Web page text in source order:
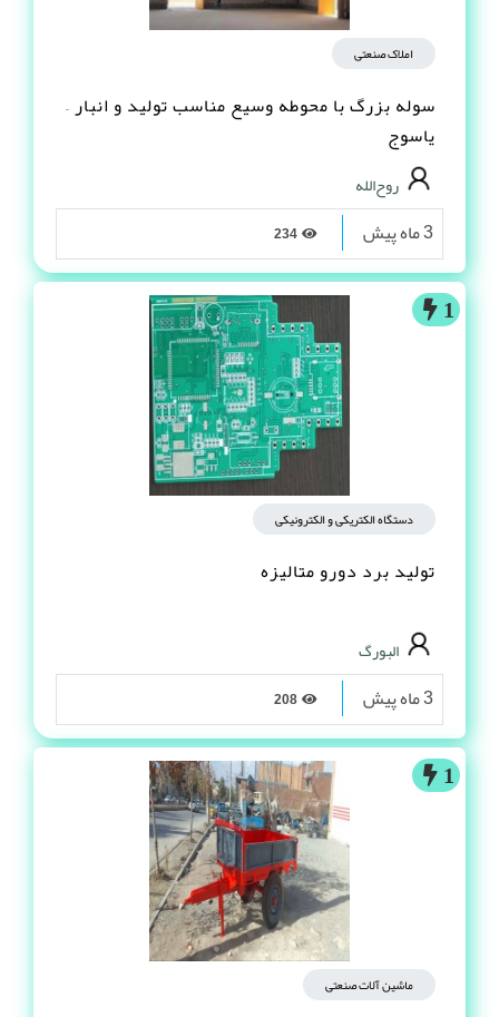
املاک صنعتی
سوله بزرگ با محوطه وسیع مناسب تولید و انبار –
یاسوج
روح‌الله
3 ماه پیش
1
دستگاه الکتریکی و الکترونیکی
تولید برد دورو متالیزه
البورگ
3 ماه پیش
1
ماشین آلات صنعتی